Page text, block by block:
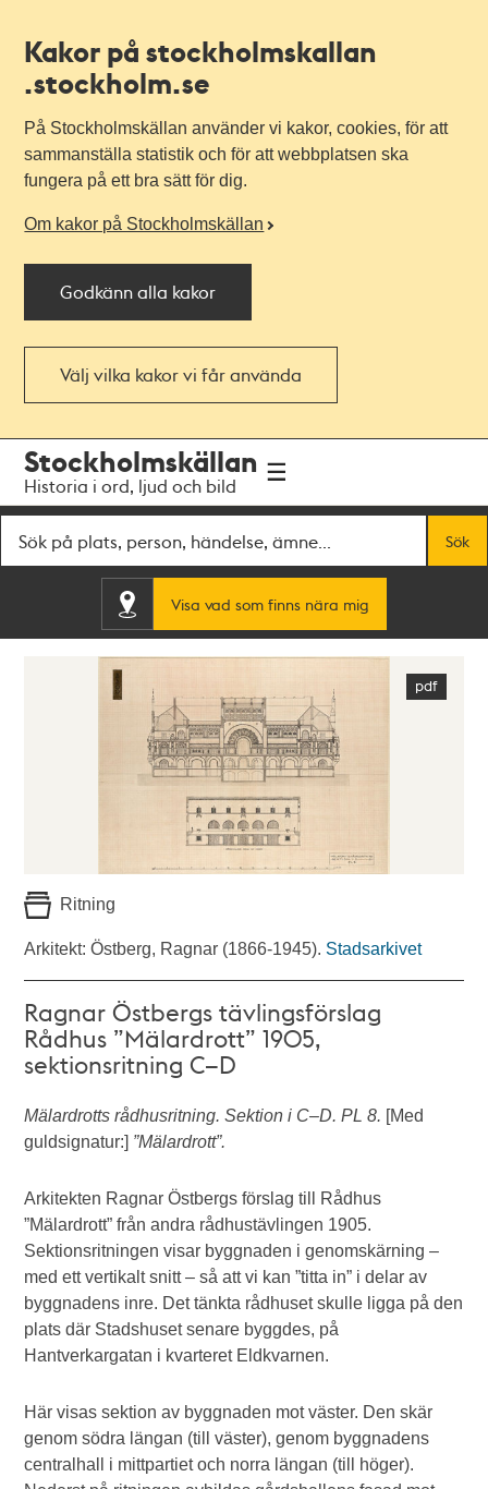
Kakor på stockholmskallan
.stockholm.se
På Stockholmskällan använder vi kakor, cookies, för att
sammanställa statistik och för att webbplatsen ska
fungera på ett bra sätt för dig.
Om kakor på Stockholmskällan
Godkänn alla kakor
Välj vilka kakor vi får använda
navigationen
huvudinnehållet
Stockholmskällan
Historia i ord, ljud och bild
Sök
Visa vad som finns nära mig
Ritning
Arkitekt: Östberg, Ragnar (1866-1945). Stadsarkivet
Ragnar Östbergs tävlingsförslag
Rådhus ”Mälardrott” 1905,
sektionsritning C–D
Mälardrotts rådhusritning. Sektion i C–D. PL 8. [Med
guldsignatur:] ”Mälardrott”.
Arkitekten Ragnar Östbergs förslag till Rådhus
”Mälardrott” från andra rådhustävlingen 1905.
Sektionsritningen visar byggnaden i genomskärning –
med ett vertikalt snitt – så att vi kan ”titta in” i delar av
byggnadens inre. Det tänkta rådhuset skulle ligga på den
plats där Stadshuset senare byggdes, på
Hantverkargatan i kvarteret Eldkvarnen.
Här visas sektion av byggnaden mot väster. Den skär
genom södra längan (till väster), genom byggnadens
centralhall i mittpartiet och norra längan (till höger).